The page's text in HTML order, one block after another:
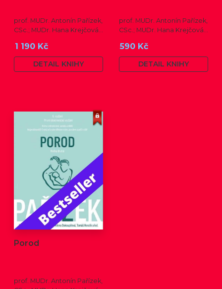
prof. MUDr. Antonín Pařízek,
CSc.; MUDr. Hana Krejčová,
Dokoupilová; prof. MUDr.
Tomáš Honzík, Ph.D. a kol.
1 190 Kč
DETAIL KNIHY
prof. MUDr. Antonín Pařízek,
CSc.; MUDr. Hana Krejčová,
Honzík, Ph.D. a kol.
590 Kč
DETAIL KNIHY
Porod
prof. MUDr. Antonín Pařízek,